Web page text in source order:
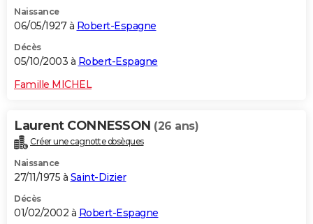
Naissance
06/05/1927 à Robert-Espagne
Décès
05/10/2003 à Robert-Espagne
Famille MICHEL
Laurent CONNESSON (26 ans)
Créer une cagnotte obsèques
Naissance
27/11/1975 à Saint-Dizier
Décès
01/02/2002 à Robert-Espagne